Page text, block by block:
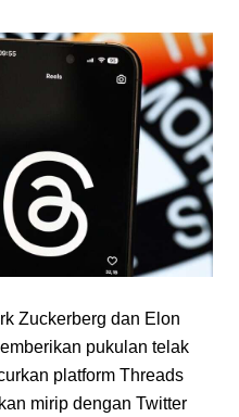
Zuckerberg dan Elon
pukulan telak
platform Threads
mirip dengan Twitter